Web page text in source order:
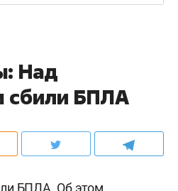
Над
сбили БПЛА
БПЛА. Об этом